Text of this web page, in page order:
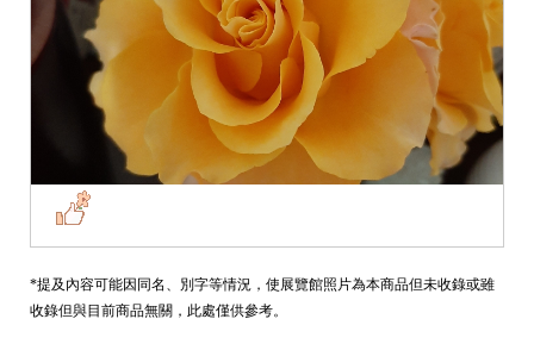
*提及內容可能因同名、別字等情況，使展覽館照片為本商品但未收錄或雖
收錄但與目前商品無關，此處僅供參考。